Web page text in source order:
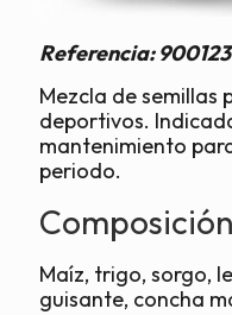
Referencia:
Mezcla de semillas
deportivos.
mantenimiento
periodo.
Composición
Maíz, trigo, sorgo,
guisante, concha